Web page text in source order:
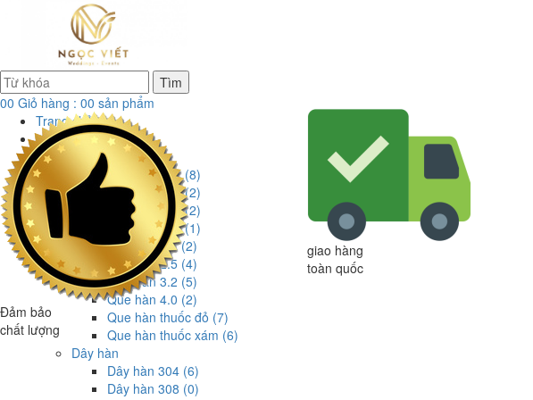
Tìm
00 Giỏ hàng : 00 sản phẩm
Trang chủ
sản phẩm
Que Hàn
Que hàn 304 (8)
Que hàn 308 (2)
Que hàn 309 (2)
Que hàn 316 (1)
Que hàn 2.0 (2)
Que hàn 2.5 (4)
Que hàn 3.2 (5)
Que hàn 4.0 (2)
Que hàn thuốc đỏ (7)
Que hàn thuốc xám (6)
Dây hàn
Dây hàn 304 (6)
Dây hàn 308 (0)
Đảm bảo
chất lượng
giao hàng
toàn quốc